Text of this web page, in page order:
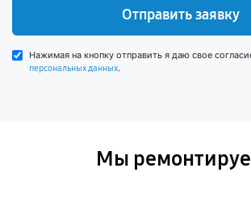
Отправить заявку
Нажимая на кнопку отправить я даю свое
персональных данных.
Мы